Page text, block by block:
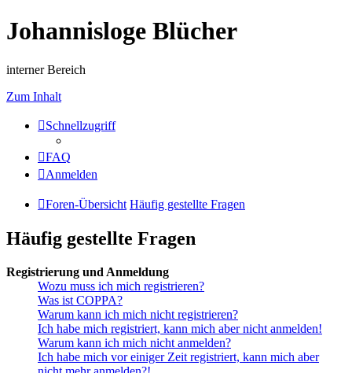
Johannisloge Blücher
interner Bereich
Zum Inhalt
Schnellzugriff
FAQ
Anmelden
Foren-Übersicht Häufig gestellte Fragen
Häufig gestellte Fragen
Registrierung und Anmeldung
Wozu muss ich mich registrieren?
Was ist COPPA?
Warum kann ich mich nicht registrieren?
Ich habe mich registriert, kann mich aber nicht anmelden!
Warum kann ich mich nicht anmelden?
Ich habe mich vor einiger Zeit registriert, kann mich aber